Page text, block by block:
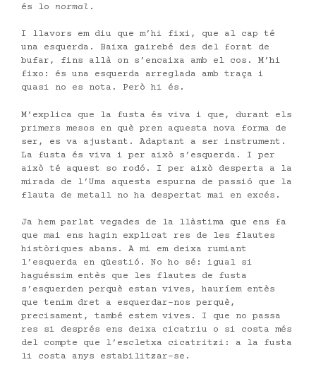
és lo normal .
I llavors em diu que m’hi fixi, que al cap té
una esquerda. Baixa gairebé des del forat de
bufar, fins allà on s’encaixa amb el cos. M’hi
fixo: és una esquerda arreglada amb traça i
quasi no es nota. Però hi és.
M’explica que la fusta és viva i que, durant els
primers mesos en què pren aquesta nova forma de
ser, es va ajustant. Adaptant a ser instrument.
La fusta és viva i per això s’esquerda. I per
això té aquest so rodó. I per això desperta a la
mirada de l’Uma aquesta espurna de passió que la
flauta de metall no ha despertat mai en excés.
Ja hem parlat vegades de la llàstima que ens fa
que mai ens hagin explicat res de les flautes
històriques abans. A mi em deixa rumiant
l’esquerda en qüestió. No ho sé: igual si
haguéssim entès que les flautes de fusta
s’esquerden perquè estan vives, hauríem entès
que tenim dret a esquerdar-nos perquè,
precisament, també estem vives. I que no passa
res si després ens deixa cicatriu o si costa més
del compte que l’escletxa cicatritzi: a la fusta
li costa anys estabilitzar-se.